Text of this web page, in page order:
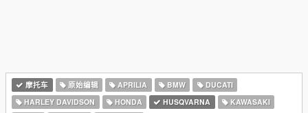
摩托车 原始编辑 APRILIA BMW
DUCATI
HARLEY DAVIDSON
HONDA HUSQVARNA
KAWASAKI